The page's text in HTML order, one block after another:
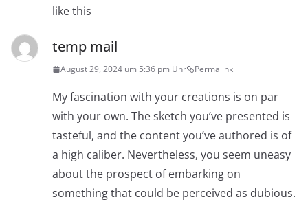
like this
temp mail
August 29, 2024 um 5:36 pm Uhr Permalink
My fascination with your creations is on par
with your own. The sketch you’ve presented is
tasteful, and the content you’ve authored is of
a high caliber. Nevertheless, you seem uneasy
about the prospect of embarking on
something that could be perceived as dubious.